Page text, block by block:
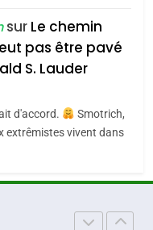
pourrait
à 13 pays
latine
la plus
selon le
sur Le chemin
pas être pavé
S. Lauder
d'accord.
Smotrich,
extrêmistes vivent dans
amandes de
miel de Tadla
produits
– Vanessa De